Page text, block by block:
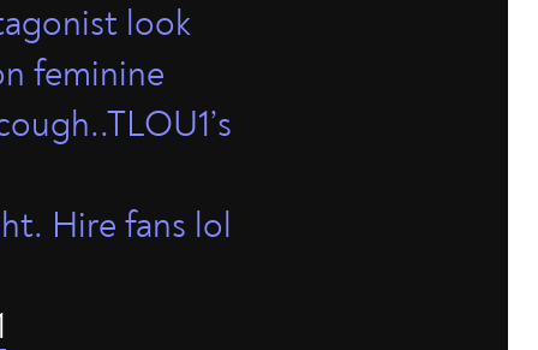
look
feminine
Hire fans lol